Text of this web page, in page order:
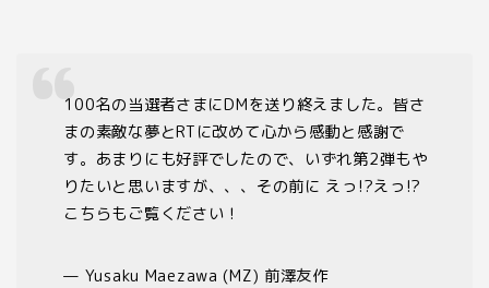
100名の当選者さまにDMを送り終えました。皆さ
まの素敵な夢とRTに改めて心から感動と感謝で
す。あまりにも好評でしたので、いずれ第2弾もや
りたいと思いますが、、、その前に えっ!?えっ!?
こちらもご覧ください！
— Yusaku Maezawa (MZ) 前澤友作